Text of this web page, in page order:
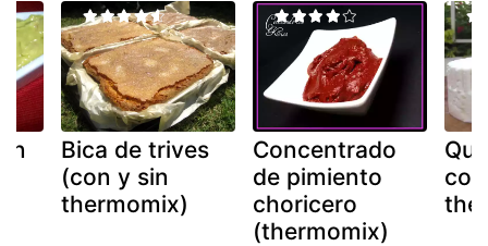
Bica de trives
(con y sin
thermomix)
Concentrado
de pimiento
choricero
(thermomix)